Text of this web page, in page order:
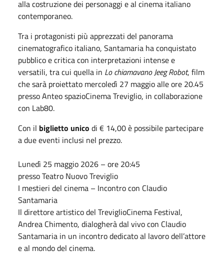
alla costruzione dei personaggi e al cinema italiano
contemporaneo.
Tra i protagonisti più apprezzati del panorama
cinematografico italiano, Santamaria ha conquistato
pubblico e critica con interpretazioni intense e
versatili, tra cui quella in Lo chiamavano Jeeg Robot, film
che sarà proiettato mercoledì 27 maggio alle ore 20.45
pressoAnteo spazioCinema Treviglio, in collaborazione
con Lab80.
Con il biglietto unico di € 14,00 è possibile partecipare
a due eventi inclusi nel prezzo.
Lunedì 25 maggio 2026 – ore 20:45
presso Teatro Nuovo Treviglio
I mestieri del cinema – Incontro con Claudio
Santamaria
Il direttore artistico del TreviglioCinema Festival,
Andrea Chimento, dialogherà dal vivo con Claudio
Santamaria in un incontro dedicato al lavoro dell’attore
e al mondo del cinema.